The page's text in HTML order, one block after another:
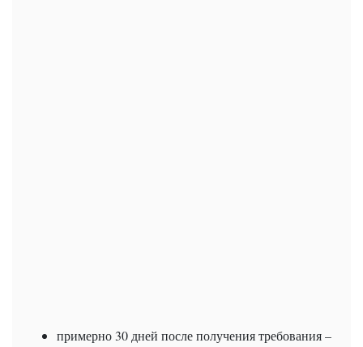
примерно 30 дней после получения требования –